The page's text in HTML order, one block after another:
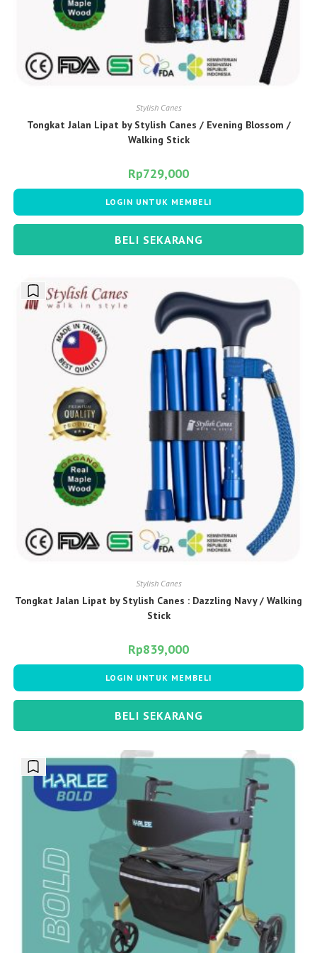
Stylish Canes
Tongkat Jalan Lipat by Stylish Canes / Evening Blossom /
Walking Stick
Rp729,000
LOGIN UNTUK MEMBELI
BELI SEKARANG
Stylish Canes
Tongkat Jalan Lipat by Stylish Canes : Dazzling Navy / Walking
Stick
Rp839,000
LOGIN UNTUK MEMBELI
BELI SEKARANG